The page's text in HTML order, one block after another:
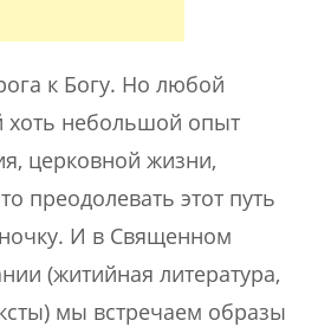
к Богу. Но любой
небольшой опыт
церковной жизни,
преодолевать этот путь
И в Священном
(житийная литература,
мы встречаем образы